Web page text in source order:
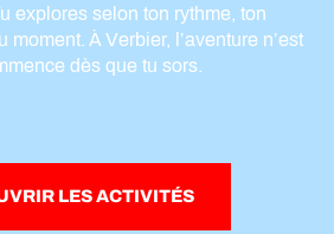
explores selon ton rythme, ton
À Verbier, l’aventure n’est
dès que tu sors.
LES ACTIVITÉS